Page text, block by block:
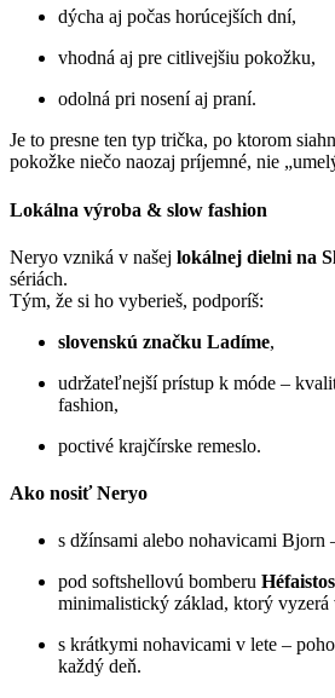
dýcha aj počas horúcejších dní,
vhodná aj pre citlivejšiu pokožku,
odolná pri nosení aj praní.
Je to presne ten typ trička, po ktorom
pokožke niečo naozaj príjemné, nie
Lokálna výroba & slow fashion
Neryo vzniká v našej lokálnej dielni na
sériách.
Tým, že si ho vyberieš, podporíš:
slovenskú značku Ladíme,
udržateľnejší prístup k móde –
fashion,
poctivé krajčírske remeslo.
Ako nosiť Neryo
s džínsami alebo nohavicami Bjorn
pod softshellovú bomberu Héfaistos
minimalistický základ, ktorý vyzerá
s krátkymi nohavicami v lete –
každý deň.